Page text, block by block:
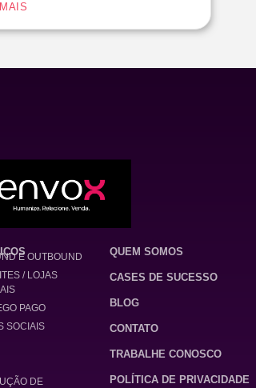
E OUTBOUND
/ LOJAS
PAGO
SOCIAIS
DE
QUEM SOMOS
CASES DE SUCESSO
BLOG
CONTATO
TRABALHE CONOSCO
POLÍTICA DE PRIVACIDADE